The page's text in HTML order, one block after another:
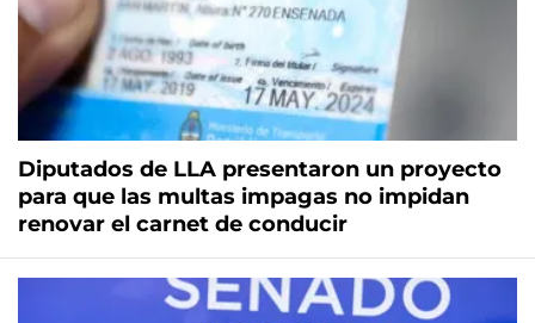
Diputados de LLA presentaron un proyecto
para que las multas impagas no impidan
renovar el carnet de conducir